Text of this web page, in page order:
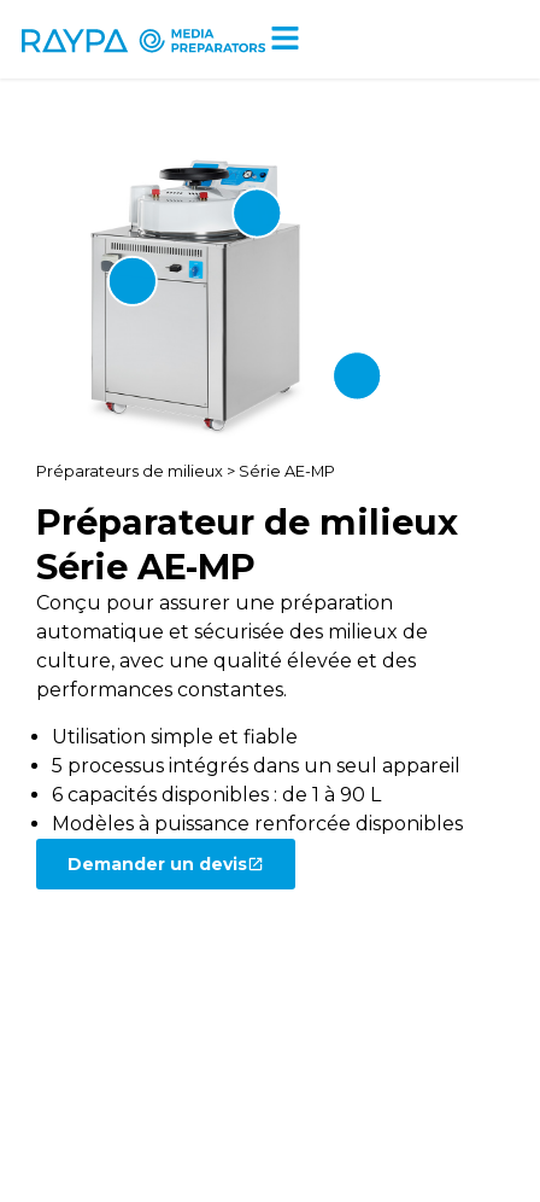
Préparateurs de milieux > Série AE-MP
Préparateur de milieux
Série AE-MP
Conçu pour assurer une préparation
automatique et sécurisée des milieux de
culture, avec une qualité élevée et des
performances constantes.
Utilisation simple et fiable
5 processus intégrés dans un seul appareil
6 capacités disponibles : de 1 à 90 L
Modèles à puissance renforcée disponibles
Demander un devis